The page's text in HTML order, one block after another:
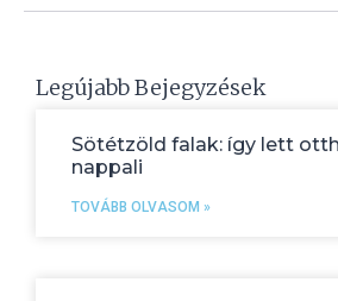
Legújabb Bejegyzések
Sötétzöld falak: így lett
nappali
TOVÁBB OLVASOM »